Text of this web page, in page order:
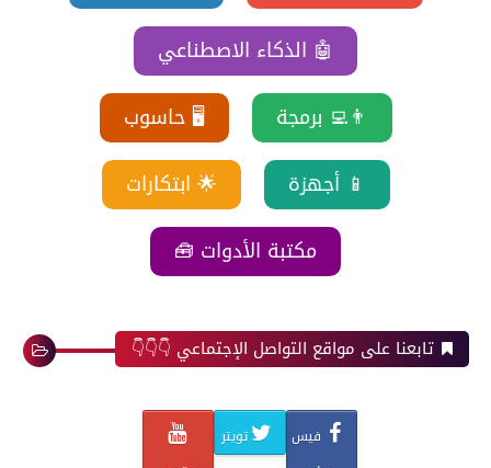
🤖 الذكاء الاصطناعي
👨‍💻 برمجة
🖥️ حاسوب
📱 أجهزة
🌟 ابتكارات
مكتبة الأدوات 🧰
تابعنا على مواقع التواصل الإجتماعي 👇👇👇
فيس
تويتر